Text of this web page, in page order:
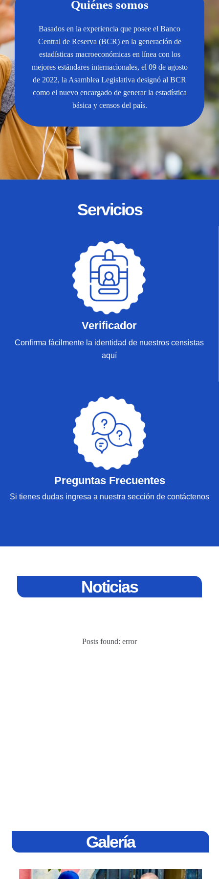
Quiénes somos
Basados en la experiencia que posee el Banco
Central de Reserva (BCR) en la generación de
estadísticas macroeconómicas en línea con los
mejores estándares internacionales, el 09 de agosto
de 2022, la Asamblea Legislativa designó al BCR
como el nuevo encargado de generar la estadística
básica y censos del país.
Servicios
Verificador
Confirma fácilmente la identidad de nuestros censistas
aquí
Preguntas Frecuentes
Si tienes dudas ingresa a nuestra sección de contáctenos
Noticias
Posts found: error
Galería